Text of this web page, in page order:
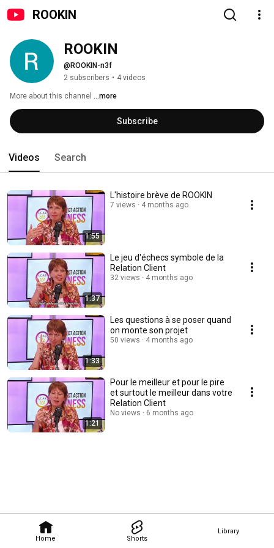
ROOKIN
Home Shorts
Library
ROOKIN
@ROOKIN-n3f
2 subscribers • 4 videos
More about this channel ...more
Subscribe
Videos Search
1:55
L'histoire brève de ROOKIN
7 views 4 months ago
1:37
Le jeu d'échecs symbole de la
Relation Client
32 views 4 months ago
1:33
Les questions à se poser quand
on monte son projet
50 views 4 months ago
1:21
Pour le meilleur et pour le pire
et surtout le meilleur dans votre
Relation Client
No views 6 months ago